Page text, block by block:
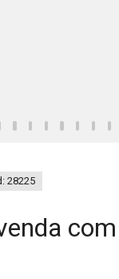
28225